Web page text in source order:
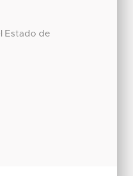
Estado de